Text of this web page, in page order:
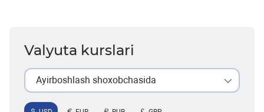
Valyuta kurslari
Ayirboshlash shoxobchasida